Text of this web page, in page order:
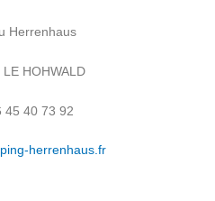
Herrenhaus
HOHWALD
45 40 73 92
herrenhaus.fr